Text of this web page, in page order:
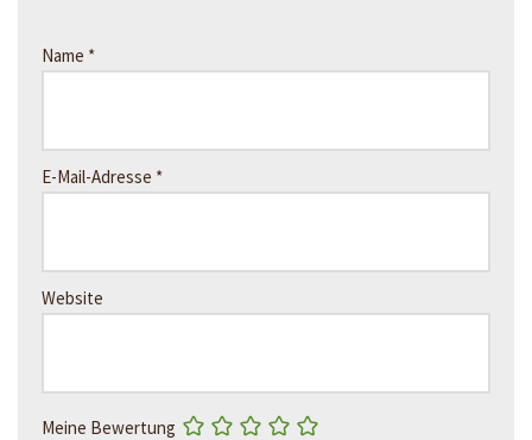
Name *
E-Mail-Adresse *
Website
Meine Bewertung